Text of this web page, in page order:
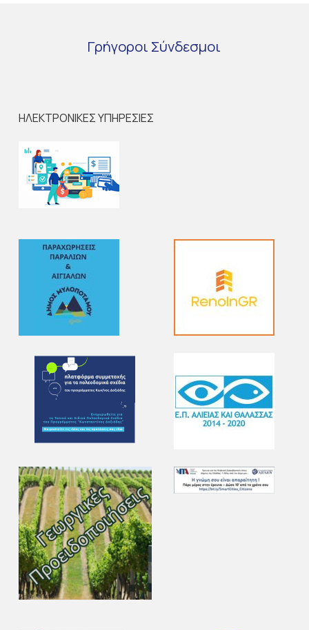
Γρήγοροι Σύνδεσμοι
ΗΛΕΚΤΡΟΝΙΚΕΣ ΥΠΗΡΕΣΙΕΣ